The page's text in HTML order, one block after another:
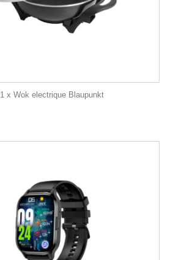
1 x Wok electrique Blaupunkt